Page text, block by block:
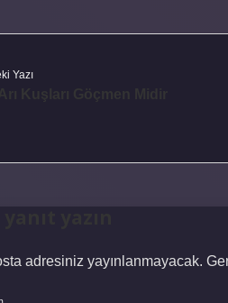
Yazı
yazın
adresiniz yayınlanmayacak.